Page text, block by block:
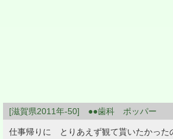
[滋賀県2011年-50] ●●歯科 ポッパー
仕事帰りに とりあえず観て貰いたかった